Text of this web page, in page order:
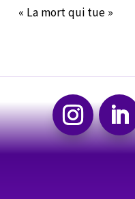
« La mort qui tue »